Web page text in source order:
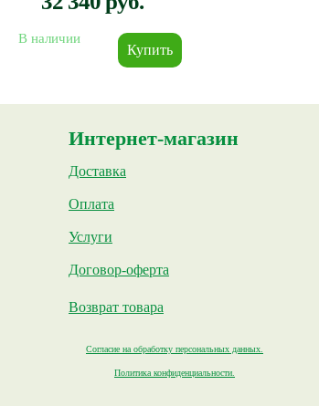
В наличии
Интернет-магазин
Доставка
Оплата
Услуги
Договор-оферта
Возврат товара
Согласие на обработку персональных данных.
Политика конфиденциальности.